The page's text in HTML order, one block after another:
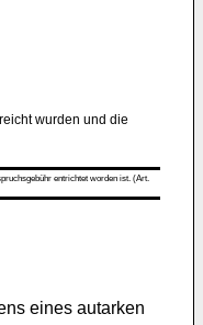
wurden und die
entrichtet worden ist. (Art.
eines autarken